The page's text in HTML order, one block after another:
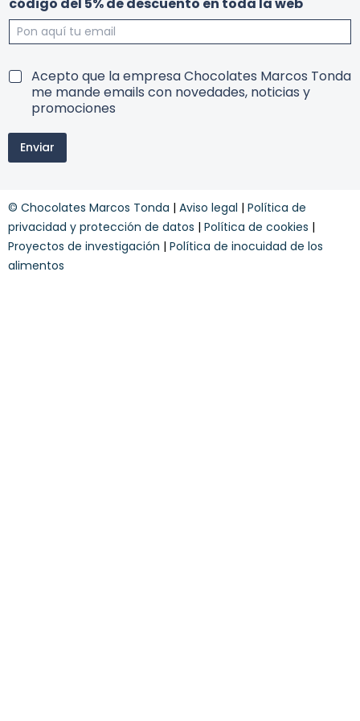
w
s
t
t
l
e
o
n
d
c
i
e
n
s
l
e
t
t
T
i
o
c
o
n
d
i
Acepto que la empresa Chocolates Marcos Tonda
me mande emails con novedades, noticias y
promociones
Enviar
© Chocolates Marcos Tonda | Aviso legal | Política de
privacidad y protección de datos | Política de cookies |
Proyectos de investigación | Política de inocuidad de los
alimentos